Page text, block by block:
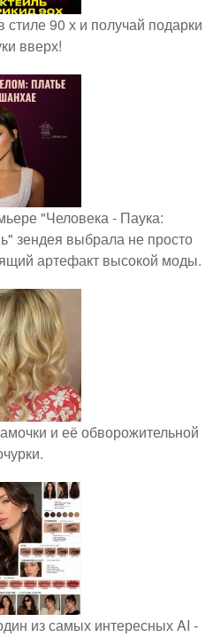
90 х и получай подарки
вверх!
"Человека - Паука:
зендея выбрала не просто
артефакт высокой моды.
и её обворожительной
из самых интересных AI -